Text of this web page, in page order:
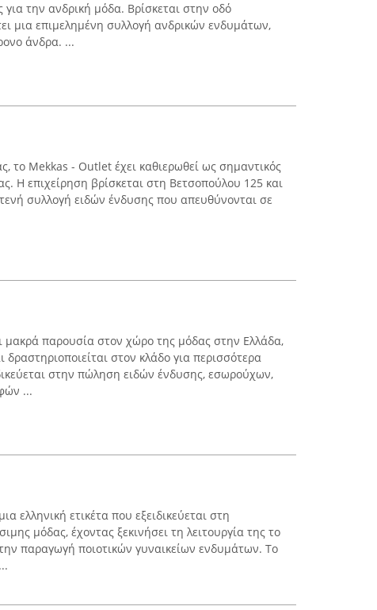
για την ανδρική μόδα. Βρίσκεται στην οδό
μια επιμελημένη συλλογή ανδρικών ενδυμάτων,
άνδρα. ...
το Mekkas - Outlet έχει καθιερωθεί ως σημαντικός
Η επιχείρηση βρίσκεται στη Βετσοπούλου 125 και
συλλογή ειδών ένδυσης που απευθύνονται σε
μακρά παρουσία στον χώρο της μόδας στην Ελλάδα,
δραστηριοποιείται στον κλάδο για περισσότερα
στην πώληση ειδών ένδυσης, εσωρούχων,
...
ελληνική ετικέτα που εξειδικεύεται στη
μόδας, έχοντας ξεκινήσει τη λειτουργία της το
παραγωγή ποιοτικών γυναικείων ενδυμάτων. Το